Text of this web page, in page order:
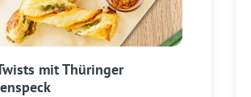
mit Thüringer